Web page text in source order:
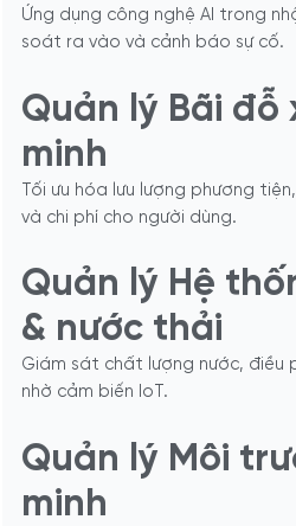
Ứng dụng công nghệ AI trong
soát ra vào và cảnh báo sự cố.
Quản lý Bãi đỗ
minh
Tối ưu hóa lưu lượng phương
và chi phí cho người dùng.
Quản lý Hệ
& nước thải
Giám sát chất lượng nước, điều
nhờ cảm biến IoT.
Quản lý Môi
minh